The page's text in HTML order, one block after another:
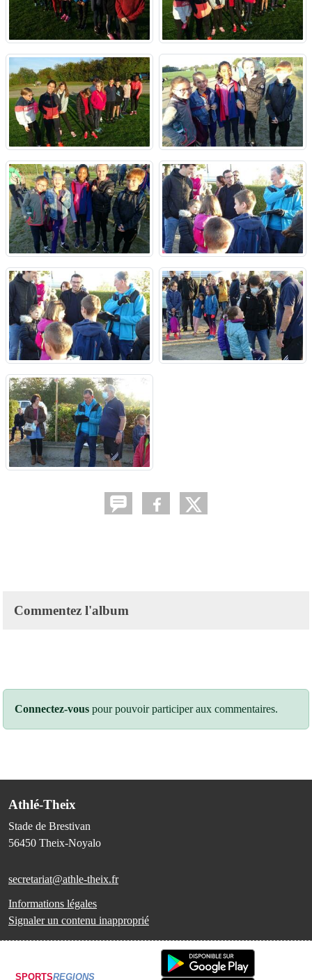
Commentez l'album
Connectez-vous pour pouvoir participer aux commentaires.
Athlé-Theix
Stade de Brestivan
56450 Theix-Noyalo
secretariat@athle-theix.fr
Informations légales
Signaler un contenu inapproprié
SPORTSREGIONS